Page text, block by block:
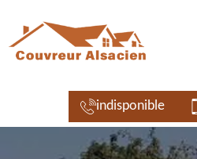
indisponible